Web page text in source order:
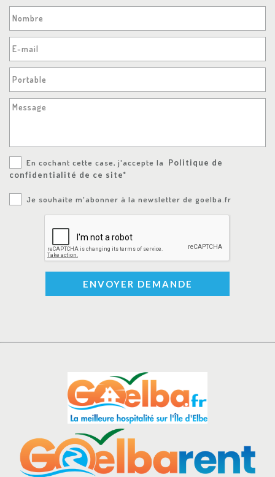
Nombre
E-mail
Portable
Message
En cochant cette case, j'accepte la
Politique de
confidentialité de ce site*
Je souhaite m'abonner à la newsletter de goelba.fr
ENVOYER DEMANDE